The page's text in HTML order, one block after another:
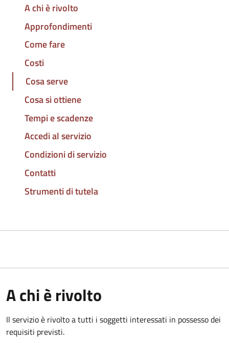
A chi è rivolto
Approfondimenti
Come fare
Costi
Cosa serve
Cosa si ottiene
Tempi e scadenze
Accedi al servizio
Condizioni di servizio
Contatti
Strumenti di tutela
A chi è rivolto
Il servizio è rivolto a tutti i soggetti interessati in possesso dei
requisiti previsti.